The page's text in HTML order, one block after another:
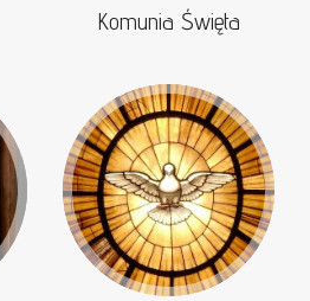
Komunia Święta